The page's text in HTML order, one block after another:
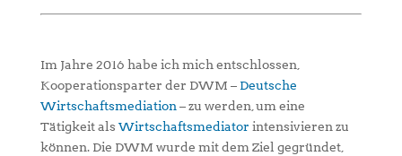
Im Jahre 2016 habe ich mich entschlossen,
Kooperationsparter der DWM – Deutsche
Wirtschaftsmediation – zu werden, um eine
Tätigkeit alsWirtschaftsmediator intensivieren zu
können. Die DWM wurde mit dem Ziel gegründet,